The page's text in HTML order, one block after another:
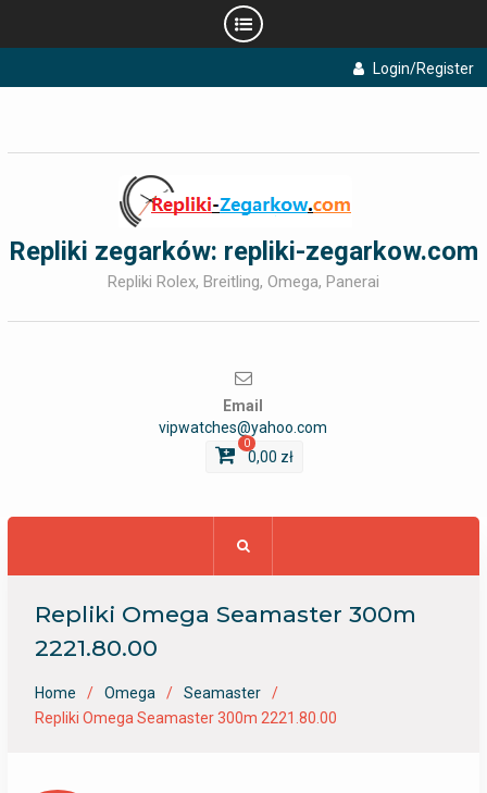
to
Login/Register
Repliki zegarków: repliki-zegarkow.com
Repliki Rolex, Breitling, Omega, Panerai
Email
vipwatches@yahoo.com
0
0,00 zł
Repliki Omega Seamaster 300m
2221.80.00
Home Omega
Seamaster
Repliki Omega Seamaster 300m 2221.80.00